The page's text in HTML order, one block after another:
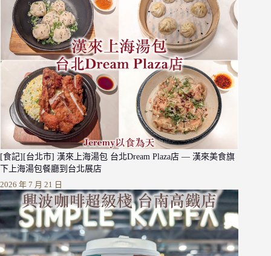
[食記][台北市] 漢來上海湯包 台北Dream Plaza店 — 漢來美食旗
下上海湯包餐廳到台北展店
2026 年 7 月 21 日